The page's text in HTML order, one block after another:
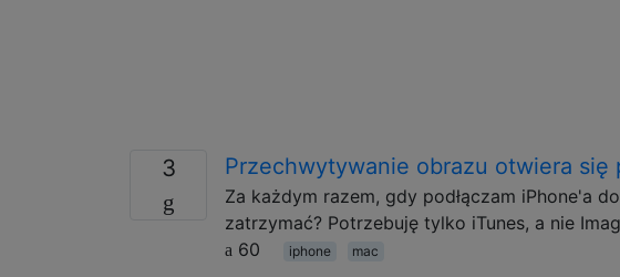
3 Przechwytywanie obrazu otwiera się
Za każdym razem, gdy podłączam iPhone'a
zatrzymać? Potrzebuję tylko iTunes, a nie
60
iphone mac